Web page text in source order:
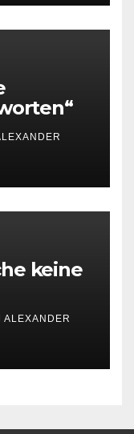
keine
ALEXANDER